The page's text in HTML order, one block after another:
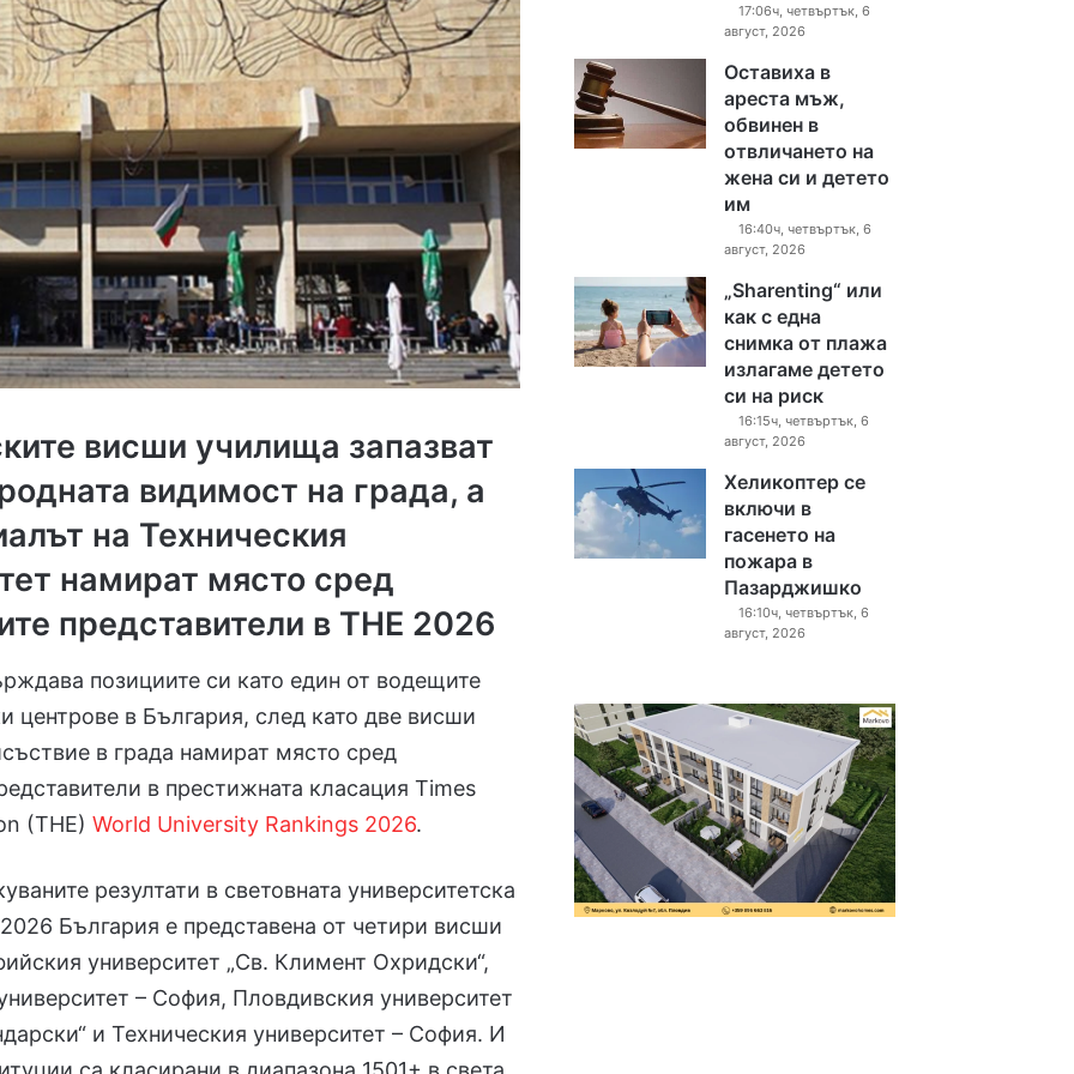
висши училища запазват
видимост на града, а
на Техническия
намират място сред
представители в THE 2026
позициите си като един от водещите
центрове в България, след като две висши
в града намират място сред
в престижната класация Times
(THE) World University Rankings 2026.
резултати в световната университетска
България е представена от четири висши
университет „Св. Климент Охридски“,
– София, Пловдивския университет
и Техническия университет – София. И
17:06ч, четвъртък, 6
август, 2026
Оставиха в
ареста мъж,
обвинен в
отвличането на
жена си и детето
им
16:40ч, четвъртък, 6
август, 2026
„Sharenting“ или
как с една
снимка от плажа
излагаме детето
си на риск
16:15ч, четвъртък, 6
август, 2026
Хеликоптер се
включи в
гасенето на
пожара в
Пазарджишко
16:10ч, четвъртък, 6
август, 2026